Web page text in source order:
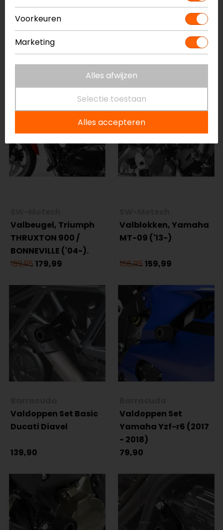
Barracuda
Valdoppen Set Suzuki
Valdoppen Set Basic
Bmw S 1000rr (2015 -
2017)
54,90
-5%
Valbeugel, Triumph
THRUXTON 900 /
BONNEVILLE ('04-).
189,95 179,99
Valblokken, Yamaha
MT-09 ('13-)
168,95 159,99
Valdoppen Set Basic
Ducati Diavel
139,90
Valdoppen Set
Yamaha Yzf-r6 (2017
- 2018)
79,90
Voorkeuren
Marketing
Alles afwijzen
Selectie toestaan
Alles accepteren